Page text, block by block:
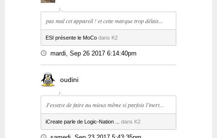
pas mal cet appareil ! et cette marque trop délais...
ESI présente le MoCo dans K2
mardi, Sep 26 2017 6:14:40pm
oudini
J'essaye de faire au mieux même si parfois l'inert...
iCreate parle de Logic-Nation ... dans K2